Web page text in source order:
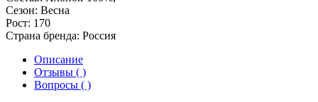
Сезон: Весна
Рост: 170
Страна бренда: Россия
Описание
Отзывы ( )
Вопросы ( )